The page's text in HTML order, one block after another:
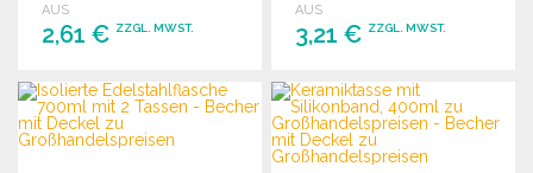
unterwegs.
AUS
2,61 € ZZGL. MWST.
BESTELLEN
Angebot anfordern
AUS
3,21 € ZZGL. MWST.
BESTELLEN
Angebot anfordern